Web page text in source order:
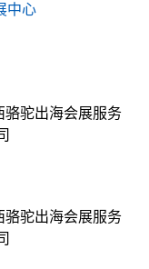
中心
骆驼出海会展服务
骆驼出海会展服务